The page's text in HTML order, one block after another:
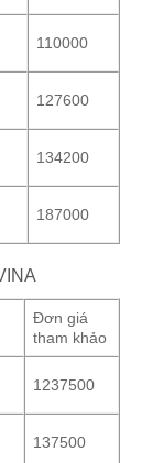
110000
127600
134200
187000
Đơn giá
tham khảo
1237500
137500